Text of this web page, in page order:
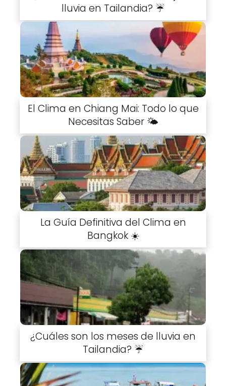
lluvia en Tailandia? ☔
El Clima en Chiang Mai: Todo lo que
Necesitas Saber 🌤️
La Guía Definitiva del Clima en
Bangkok ☀️
¿Cuáles son los meses de lluvia en
Tailandia? ☔️